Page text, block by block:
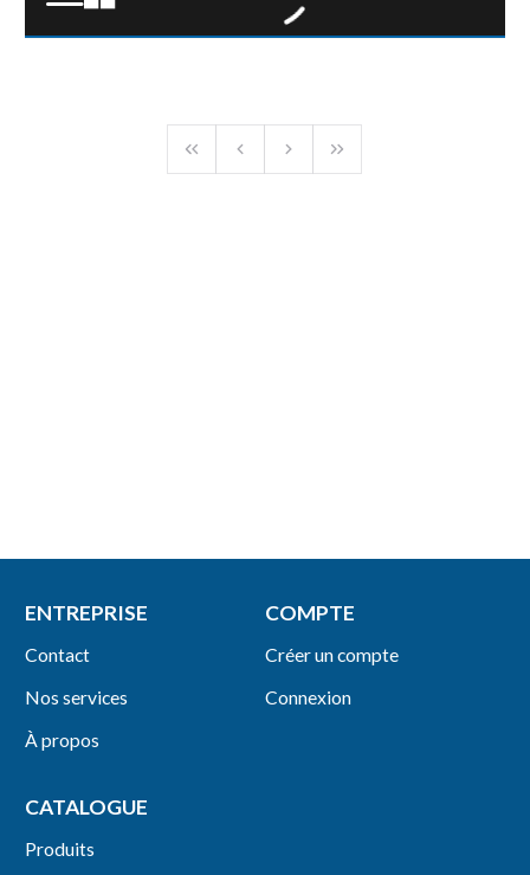
ENTREPRISE
Contact
Nos services
À propos
COMPTE
Créer un compte
Connexion
CATALOGUE
Produits